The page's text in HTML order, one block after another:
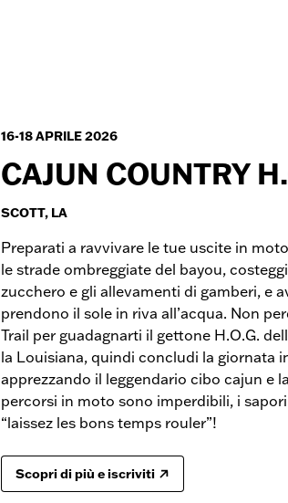
16-18 APRILE 2026
CAJUN COUNTRY
SCOTT, LA
Preparati a ravvivare le tue uscite in
le strade ombreggiate del bayou,
zucchero e gli allevamenti di gamberi, e
prendono il sole in riva all’acqua. Non
Trail per guadagnarti il gettone H.O.G.
la Louisiana, quindi concludi la giornata
apprezzando il leggendario cibo cajun e
percorsi in moto sono imperdibili, i
“laissez les bons temps rouler”!
Scopri di più e iscriviti